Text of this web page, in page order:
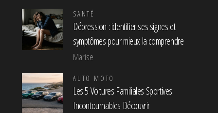
SANTÉ
Dépression : identifier ses signes et
symptômes pour mieux la comprendre
Marise
AUTO MOTO
Les 5 Voitures Familiales Sportives
Incontournables Découvrir